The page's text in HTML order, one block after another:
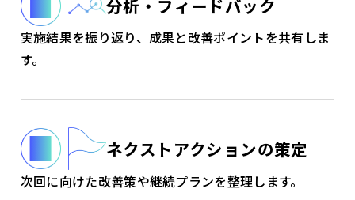
分析・フィードバック
実施結果を振り返り、成果と改善ポイントを共有しま
す。
ネクストアクションの策定
次回に向けた改善策や継続プランを整理します。